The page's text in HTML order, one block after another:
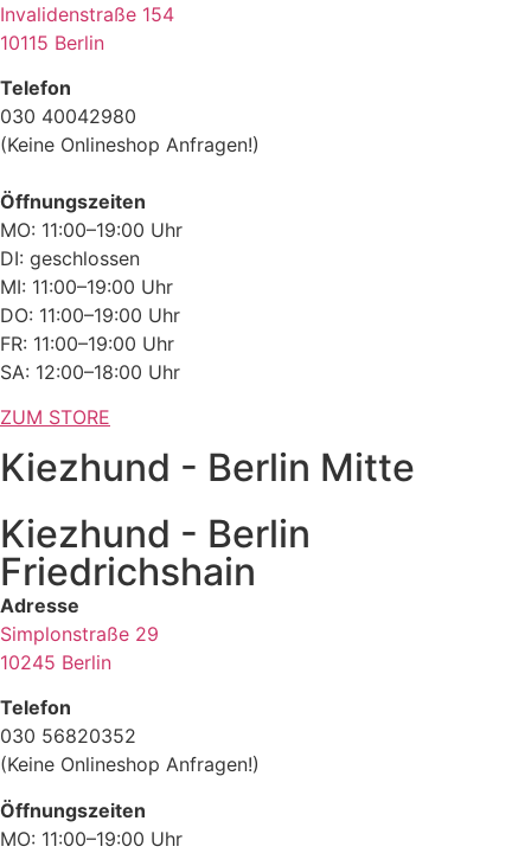
Invalidenstraße 154
10115 Berlin
Telefon
030 40042980
(Keine Onlineshop Anfragen!)
Öffnungszeiten
MO: 11:00–19:00 Uhr
DI: geschlossen
MI: 11:00–19:00 Uhr
DO: 11:00–19:00 Uhr
FR: 11:00–19:00 Uhr
SA: 12:00–18:00 Uhr
ZUM STORE
Kiezhund - Berlin Mitte
Kiezhund - Berlin
Friedrichshain
Adresse
Simplonstraße 29
10245 Berlin
Telefon
030 56820352
(Keine Onlineshop Anfragen!)
Öffnungszeiten
MO: 11:00–19:00 Uhr